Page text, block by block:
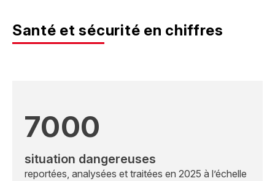
Santé et sécurité en chiffres
7000
situation dangereuses
reportées, analysées et traitées en 2025 à l’échelle